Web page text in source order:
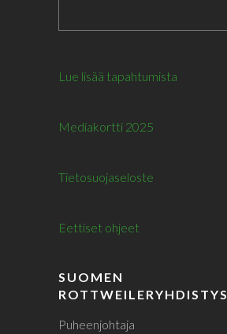
Lue lisää tapahtumista
Mediakortti 2025
Tietosuojaseloste
Eettiset ohjeet
SUOMEN
ROTTWEILERYHDISTYS
Puheenjohtaja